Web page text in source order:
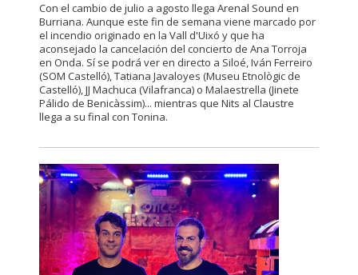
Con el cambio de julio a agosto llega Arenal Sound en
Burriana. Aunque este fin de semana viene marcado por
el incendio originado en la Vall d'Uixó y que ha
aconsejado la cancelación del concierto de Ana Torroja
en Onda. Sí se podrá ver en directo a Siloé, Iván Ferreiro
(SOM Castelló), Tatiana Javaloyes (Museu Etnològic de
Castelló), JJ Machuca (Vilafranca) o Malaestrella (Jinete
Pálido de Benicàssim)... mientras que Nits al Claustre
llega a su final con Tonina.